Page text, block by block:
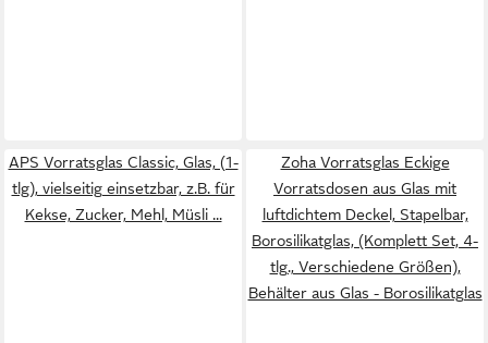
APS Vorratsglas Classic, Glas, (1-
tlg), vielseitig einsetzbar, z.B. für
Kekse, Zucker, Mehl, Müsli ...
Zoha Vorratsglas Eckige
Vorratsdosen aus Glas mit
luftdichtem Deckel, Stapelbar,
Borosilikatglas, (Komplett Set, 4-
tlg., Verschiedene Größen),
Behälter aus Glas - Borosilikatglas